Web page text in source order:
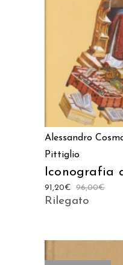
Alessandro
Pittiglio
Iconografia
96,00€
91,20€
Rilegato